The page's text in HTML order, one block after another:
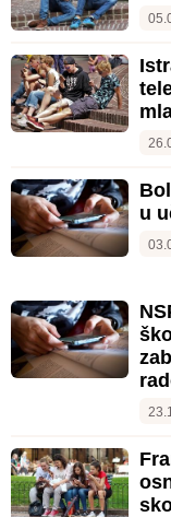
u